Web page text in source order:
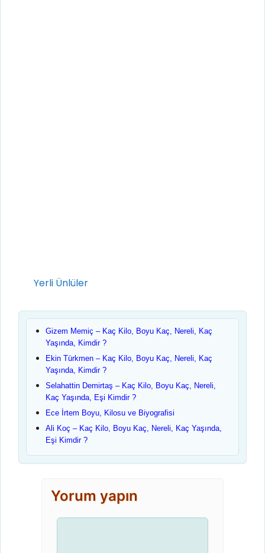
Kategoriler
Yerli Ünlüler
Gizem Memiç – Kaç Kilo, Boyu Kaç, Nereli, Kaç
Yaşında, Kimdir ?
Ekin Türkmen – Kaç Kilo, Boyu Kaç, Nereli, Kaç
Yaşında, Kimdir ?
Selahattin Demirtaş – Kaç Kilo, Boyu Kaç, Nereli,
Kaç Yaşında, Eşi Kimdir ?
Ece İrtem Boyu, Kilosu ve Biyografisi
Ali Koç – Kaç Kilo, Boyu Kaç, Nereli, Kaç Yaşında,
Eşi Kimdir ?
Yorum yapın